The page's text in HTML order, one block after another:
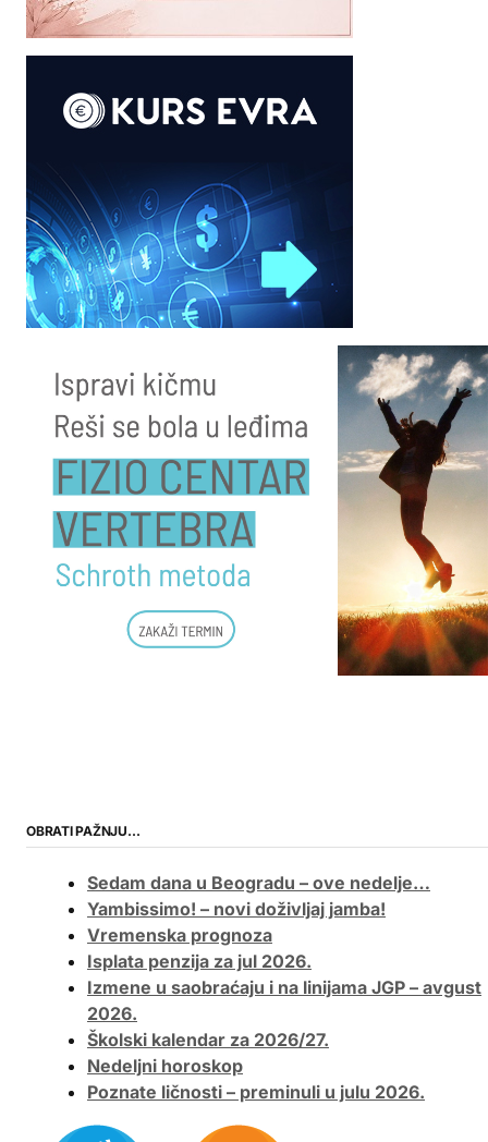
OBRATI PAŽNJU…
Sedam dana u Beogradu – ove nedelje…
Yambissimo! – novi doživljaj jamba!
Vremenska prognoza
Isplata penzija za jul 2026.
Izmene u saobraćaju i na linijama JGP – avgust
2026.
Školski kalendar za 2026/27.
Nedeljni horoskop
Poznate ličnosti – preminuli u julu 2026.